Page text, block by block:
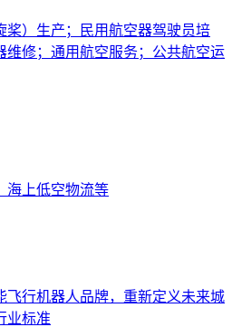
桨）生产；民用航空器驾驶员培
维修；通用航空服务；公共航空运
海上低空物流等
飞行机器人品牌，重新定义未来城
业标准